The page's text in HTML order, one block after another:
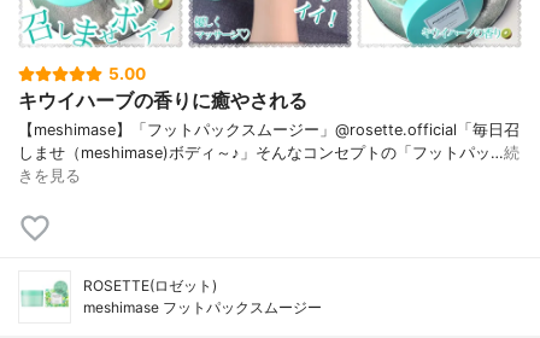
5.00
キウイハーブの香りに癒やされる
【meshimase】「フットパックスムージー」@rosette.official「毎日召
しませ（meshimase)ボディ～♪」そんなコンセプトの「フットパッ…続
きを見る
ROSETTE(ロゼット)
meshimase フットパックスムージー